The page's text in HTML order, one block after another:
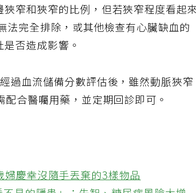
窄和狹窄的比例，但若狹窄程度看起
完全排除，或其他檢查有心臟缺血的
否造成影響。
過血流儲備分數評估後，雖然動脈狹窄
合醫囑用藥，並定期回診即可。
慶幸沒隨手丟棄的3樣物品